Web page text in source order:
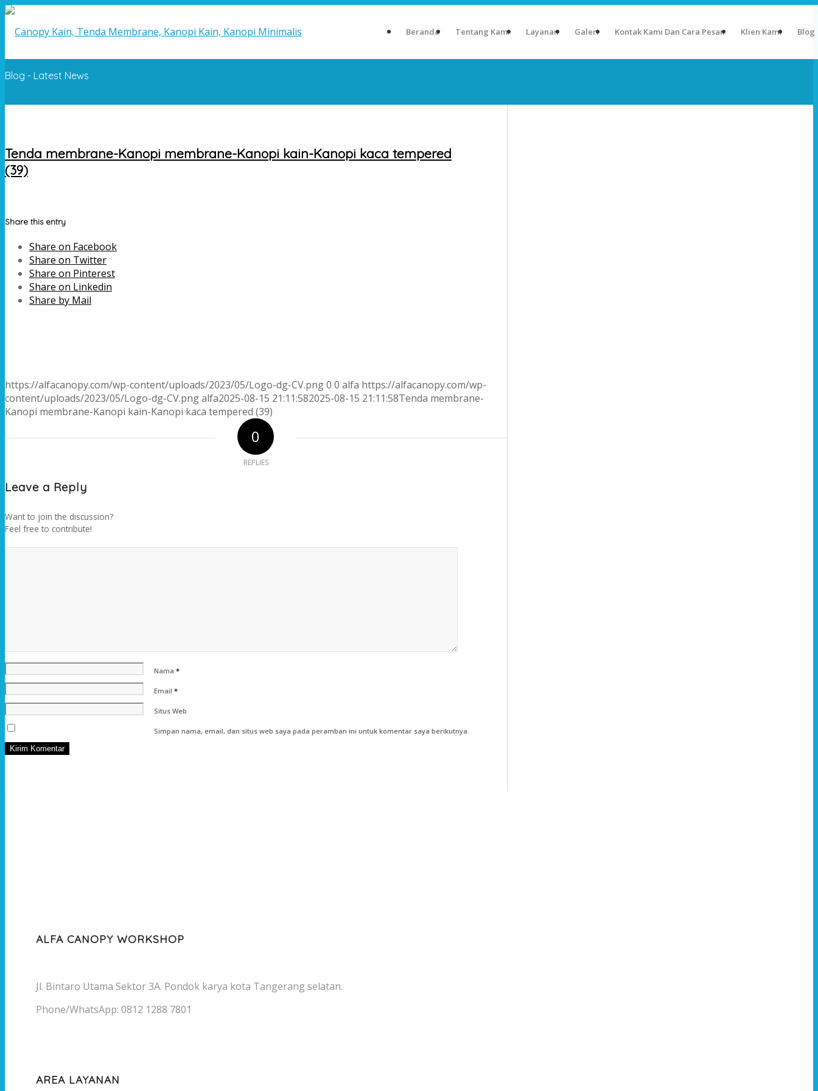
Beranda Tentang Kami Layanan Galeri Kontak Kami Dan Cara Pesan Klien Kami Blog
Blog - Latest News
Tenda membrane-Kanopi membrane-Kanopi kain-Kanopi kaca tempered
(39)
Share this entry
Share on Facebook
Share on Twitter
Share on Pinterest
Share on Linkedin
Share by Mail
https://alfacanopy.com/wp-content/uploads/2023/05/Logo-dg-CV.png0 0 alfa https://alfacanopy.com/wp-
content/uploads/2023/05/Logo-dg-CV.pngalfa2025-08-15 21:11:582025-08-15 21:11:58Tenda membrane-
Kanopi membrane-Kanopi kain-Kanopi kaca tempered (39)
0
REPLIES
Leave a Reply
Want to join the discussion?
Feel free to contribute!
Nama *
Email *
Situs Web
Simpan nama, email, dan situs web saya pada peramban ini untuk komentar saya berikutnya.
ALFA CANOPY WORKSHOP
Jl. Bintaro Utama Sektor 3A. Pondok karya kota Tangerang selatan.
Phone/WhatsApp: 0812 1288 7801
AREA LAYANAN